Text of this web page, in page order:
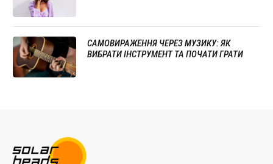
САМОВИРАЖЕННЯ ЧЕРЕЗ МУЗИКУ: ЯК
ВИБРАТИ ІНСТРУМЕНТ ТА ПОЧАТИ ГРАТИ